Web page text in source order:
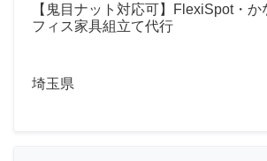
【鬼目ナット対応可】FlexiSpot・
フィス家具組立て代行
埼玉県